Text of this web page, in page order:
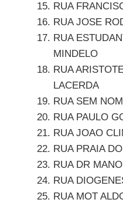
RUA
RUA JOSE
RUA
MINDELO
RUA
LACERDA
RUA SEM
RUA PAULO
RUA JOAO
RUA PRAIA
RUA DR
RUA
RUA MOT